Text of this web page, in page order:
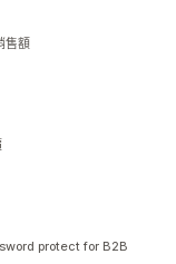
售額
protect for B2B